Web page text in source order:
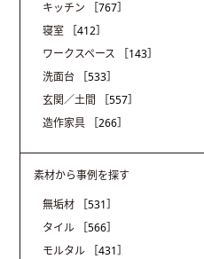
キッチン
［767］
寝室
［412］
ワークスペース
［143］
洗面台
［533］
玄関／土間
［557］
造作家具
［266］
素材から事例を探す
無垢材
［531］
タイル
［566］
モルタル
［431］